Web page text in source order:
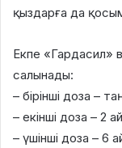
қыздарға да
Екпе «Гардасил»
салынады:
– бірінші доза –
– екінші доза – 2
– үшінші доза – 6